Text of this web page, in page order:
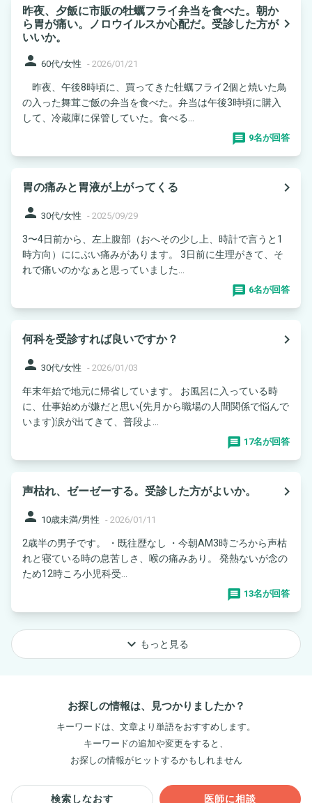
昨夜、夕飯に市販の牡蠣フライ弁当を食べた。朝か
ら胃が痛い。ノロウイルスか心配だ。受診した方が
いいか。
navigate_next
person 60代/女性 - 2026/01/21
昨夜、午後8時頃に、買ってきた牡蠣フライ2個と焼いた鳥
の入った舞茸ご飯の弁当を食べた。弁当は午後3時頃に購入
して、冷蔵庫に保管していた。食べる...
9名が回答
胃の痛みと胃液が上がってくる
navigate_next
person 30代/女性 - 2025/09/29
3〜4日前から、左上腹部（おへその少し上、時計で言うと1
時方向）ににぶい痛みがあります。 3日前に生理がきて、そ
れで痛いのかなぁと思っていました...
6名が回答
何科を受診すれば良いですか？
navigate_next
person 30代/女性 - 2026/01/03
年末年始で地元に帰省しています。 お風呂に入っている時
に、仕事始めが嫌だと思い(先月から職場の人間関係で悩んで
います)涙が出てきて、普段よ...
17名が回答
声枯れ、ゼーゼーする。受診した方がよいか。
navigate_next
person 10歳未満/男性 - 2026/01/11
2歳半の男子です。 ・既往歴なし ・今朝AM3時ごろから声枯
れと寝ている時の息苦しさ、喉の痛みあり。 発熱ないが念の
ため12時ころ小児科受...
13名が回答
keyboard_arrow_down もっと見る
お探しの情報は、見つかりましたか？
キーワードは、文章より単語をおすすめします。
キーワードの追加や変更をすると、
お探しの情報がヒットするかもしれません
検索しなおす 医師に相談